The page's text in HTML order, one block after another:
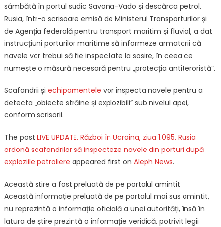
sâmbătă în portul sudic Savona-Vado și descărca petrol.
Rusia, într-o scrisoare emisă de Ministerul Transporturilor și
de Agenția federală pentru transport maritim și fluvial, a dat
instrucțiuni porturilor maritime să informeze armatorii că
navele vor trebui să fie inspectate la sosire, în ceea ce
numește o măsură necesară pentru „protecția antiteroristă”.
Scafandrii și echipamentele vor inspecta navele pentru a
detecta „obiecte străine și explozibili” sub nivelul apei,
conform scrisorii.
The post LIVE UPDATE. Război în Ucraina, ziua 1.095. Rusia
ordonă scafandrilor să inspecteze navele din porturi după
exploziile petroliere appeared first on Aleph News.
Această știre a fost preluată de pe portalul amintit
Această informație preluată de pe portalul mai sus amintit,
nu reprezintă o informație oficială a unei autorități, însă în
latura de știre prezintă o informație veridică. potrivit legii